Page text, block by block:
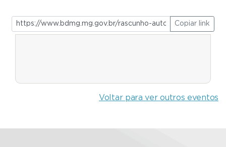
Copiar link
Voltar para ver outros eventos